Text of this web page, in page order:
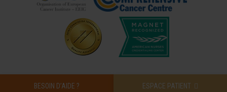
BESOIN D’AIDE ? ESPACE PATIENT